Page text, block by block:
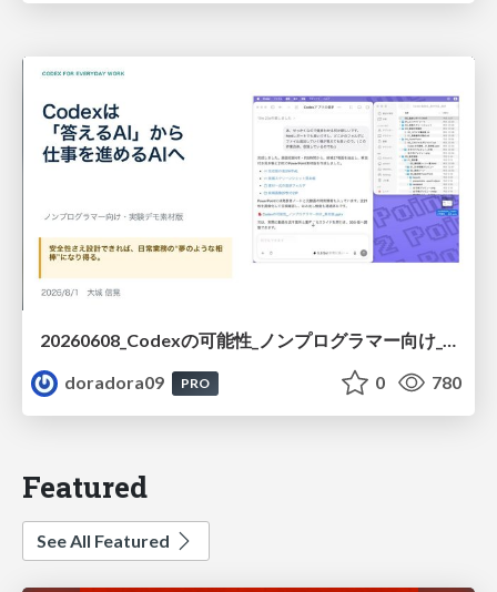
20260608_Codexの可能性_ノンプログラマー向け_大城追記
doradora09
PRO 0 780
Featured
See All Featured